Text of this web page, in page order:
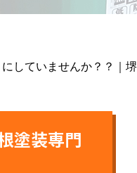
していませんか？？｜
塗装専門